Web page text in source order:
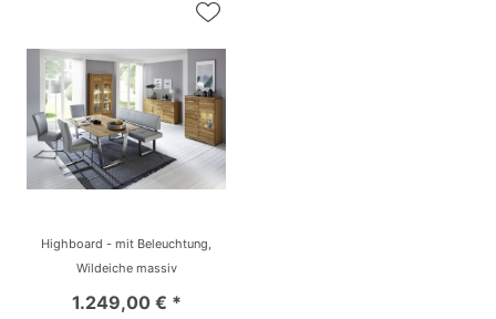
Highboard - mit Beleuchtung,
Wildeiche massiv
1.249,00 € *